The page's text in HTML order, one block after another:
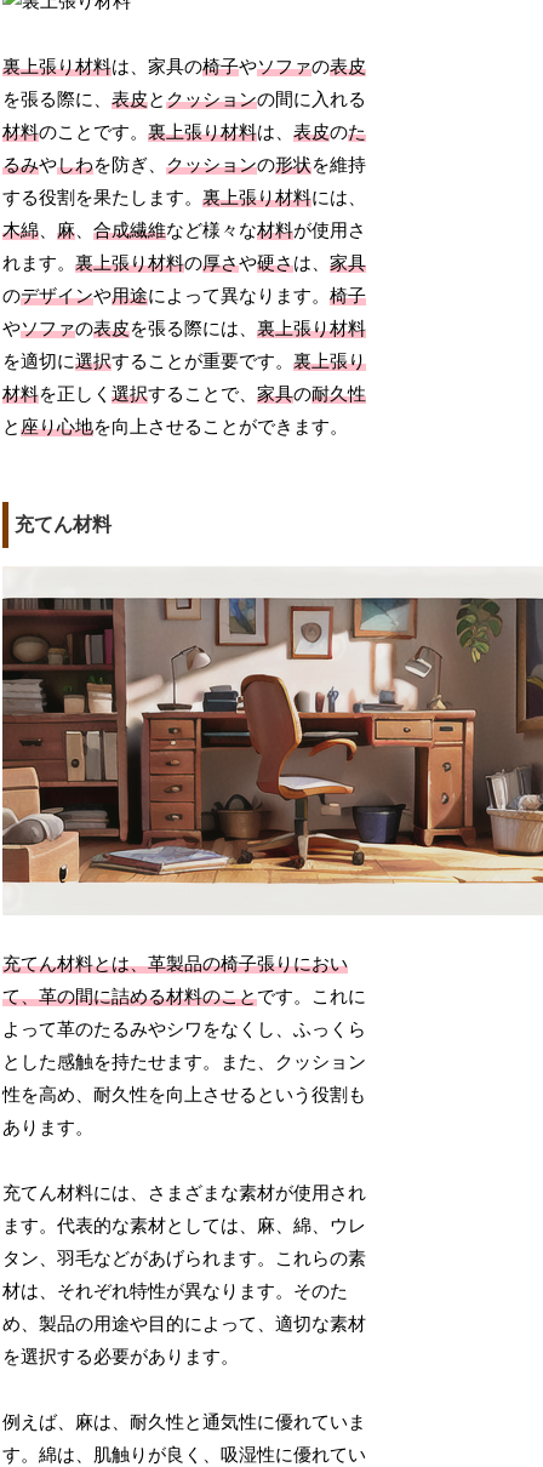
裏上張り材料は、家具の椅子やソファの表皮
を張る際に、表皮とクッションの間に入れる
材料のことです。裏上張り材料は、表皮のた
るみやしわを防ぎ、クッションの形状を維持
する役割を果たします。裏上張り材料には、
木綿、麻、合成繊維など様々な材料が使用さ
れます。裏上張り材料の厚さや硬さは、家具
のデザインや用途によって異なります。椅子
やソファの表皮を張る際には、裏上張り材料
を適切に選択することが重要です。裏上張り
材料を正しく選択することで、家具の耐久性
と座り心地を向上させることができます。
充てん材料
充てん材料とは、革製品の椅子張りにおい
て、革の間に詰める材料のことです。これに
よって革のたるみやシワをなくし、ふっくら
とした感触を持たせます。また、クッション
性を高め、耐久性を向上させるという役割も
あります。
充てん材料には、さまざまな素材が使用され
ます。代表的な素材としては、麻、綿、ウレ
タン、羽毛などがあげられます。これらの素
材は、それぞれ特性が異なります。そのた
め、製品の用途や目的によって、適切な素材
を選択する必要があります。
例えば、麻は、耐久性と通気性に優れていま
す。綿は、肌触りが良く、吸湿性に優れてい